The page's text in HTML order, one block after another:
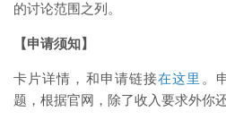
的讨论范围之列。
【申请须知】
卡片详情，和申请链接在这里 。
题，根据官网，除了收入要求外你